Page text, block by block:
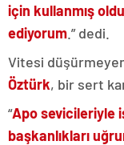
için kullanmış
ediyorum .” dedi.
Vitesi
Öztürk, bir sert
“Apo sevicileriyle
başkanlıkları